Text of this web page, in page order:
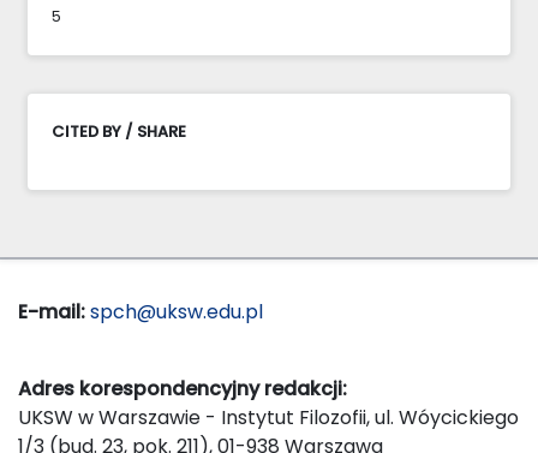
5
CITED BY / SHARE
E-mail:spch@uksw.edu.pl
Adres korespondencyjny redakcji:
UKSW w Warszawie - Instytut Filozofii, ul. Wóycickiego
1/3 (bud. 23, pok. 211), 01-938 Warszawa